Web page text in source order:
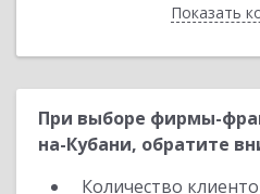
Показать
При выборе фирмы-
на-Кубани, обратите
Количество